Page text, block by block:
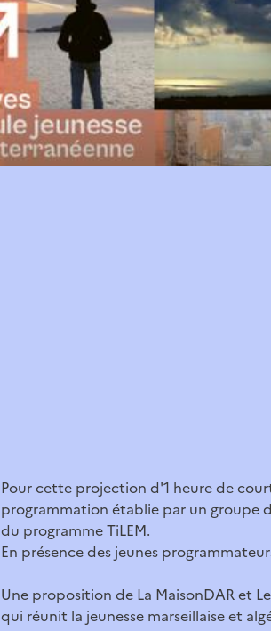
Pour cette projection d'1 heure de
programmation établie par un groupe
du programme TiLEM.
En présence des jeunes
Une proposition de La MaisonDAR et
qui réunit la jeunesse marseillaise et